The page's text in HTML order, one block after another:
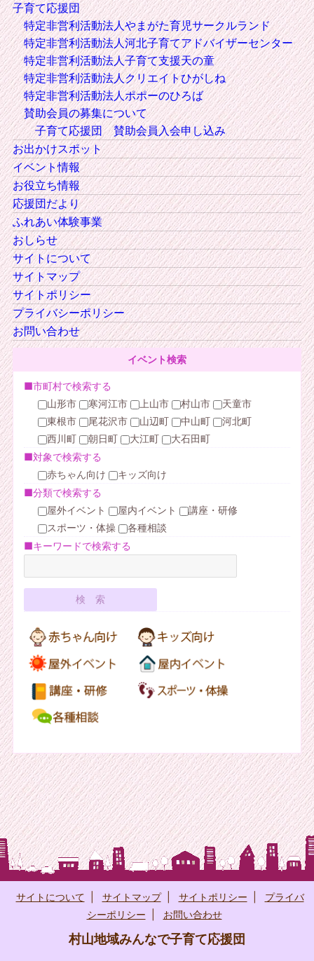
子育て応援団
特定非営利活動法人やまがた育児サークルランド
特定非営利活動法人河北子育てアドバイザーセンター
特定非営利活動法人子育て支援天の童
特定非営利活動法人クリエイトひがしね
特定非営利活動法人ポポーのひろば
賛助会員の募集について
子育て応援団 賛助会員入会申し込み
お出かけスポット
イベント情報
お役立ち情報
応援団だより
ふれあい体験事業
おしらせ
サイトについて
サイトマップ
サイトポリシー
プライバシーポリシー
お問い合わせ
イベント検索
■市町村で検索する
山形市
寒河江市 上山市 村山市
天童市
東根市
尾花沢市 山辺町 中山町
河北町
西川町
朝日町 大江町
大石田町
■対象で検索する
赤ちゃん向け
キッズ向け
■分類で検索する
屋外イベント
屋内イベント
講座・研修
スポーツ・体操
各種相談
■キーワードで検索する
サイトについて サイトマップ サイトポリシー
プライバ
シーポリシー
お問い合わせ
村山地域みんなで子育て応援団